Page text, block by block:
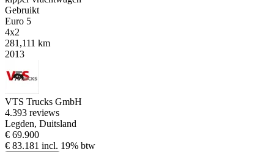
Gebruikt
Euro 5
4x2
281,111 km
2013
VTS Trucks GmbH
4.393 reviews
Legden, Duitsland
€ 69.900
€ 83.181 incl. 19% btw